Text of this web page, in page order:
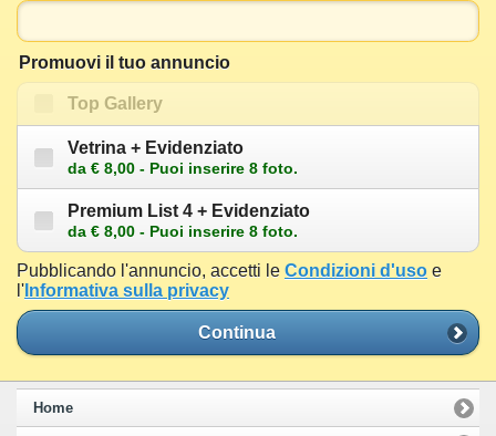
Promuovi il tuo annuncio
Top Gallery
Vetrina + Evidenziato
da € 8,00 - Puoi inserire 8 foto.
Premium List 4 + Evidenziato
da € 8,00 - Puoi inserire 8 foto.
Pubblicando l'annuncio, accetti le Condizioni d'uso e
l' Informativa sulla privacy
Continua
Home